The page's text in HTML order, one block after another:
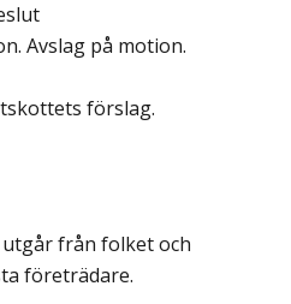
Avslag på motion.
förslag.
från folket och
företrädare.